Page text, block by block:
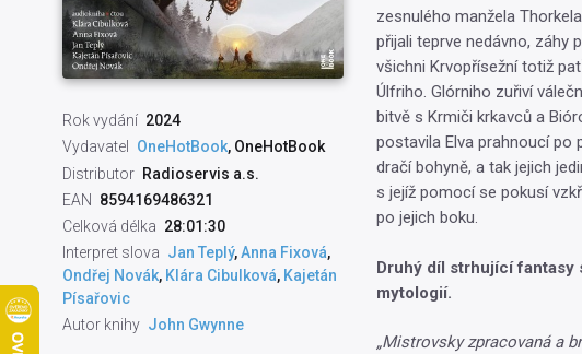
Rok vydání 2024
Vydavatel
OneHotBook, OneHotBook
Distributor Radioservis a.s.
EAN
8594169486321
Celková délka 28:01:30
Interpret slova Jan Teplý,Anna Fixová,
Ondřej Novák, Klára Cibulková, Kajetán
Písařovic
Autor knihy John Gwynne
zesnulého manžela
přijali teprve nedávno, záhy
všichni Krvopřísežní totiž
Úlfriho. Glórniho zuřiví
bitvě s Krmiči krkavců a
postavila Elva prahnoucí
dračí bohyně, a tak jejich
s jejíž pomocí se pokusí
po jejich boku.
Druhý díl strhující fantasy
mytologií.
„Mistrovsky zpracovaná a